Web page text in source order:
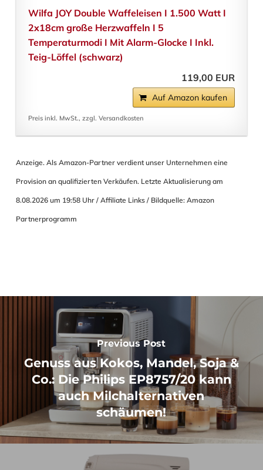
Wilfa JOY Double Waffeleisen I 1.500 Watt I
2x18cm große Herzwaffeln I 5
Temperaturmodi I Mit Alarm-Glocke I Inkl.
Teig-Löffel (schwarz)
119,00 EUR
Auf Amazon kaufen
Preis inkl. MwSt., zzgl. Versandkosten
Anzeige. Als Amazon-Partner verdient unser Unternehmen eine
Provision an qualifizierten Verkäufen. Letzte Aktualisierung am
8.08.2026 um 19:58 Uhr / Affiliate Links / Bildquelle: Amazon
Partnerprogramm
Previous Post
Genuss aus Kokos, Mandel, Soja &
Co.: Die Philips EP8757/20 kann
auch Milchalternativen
schäumen!